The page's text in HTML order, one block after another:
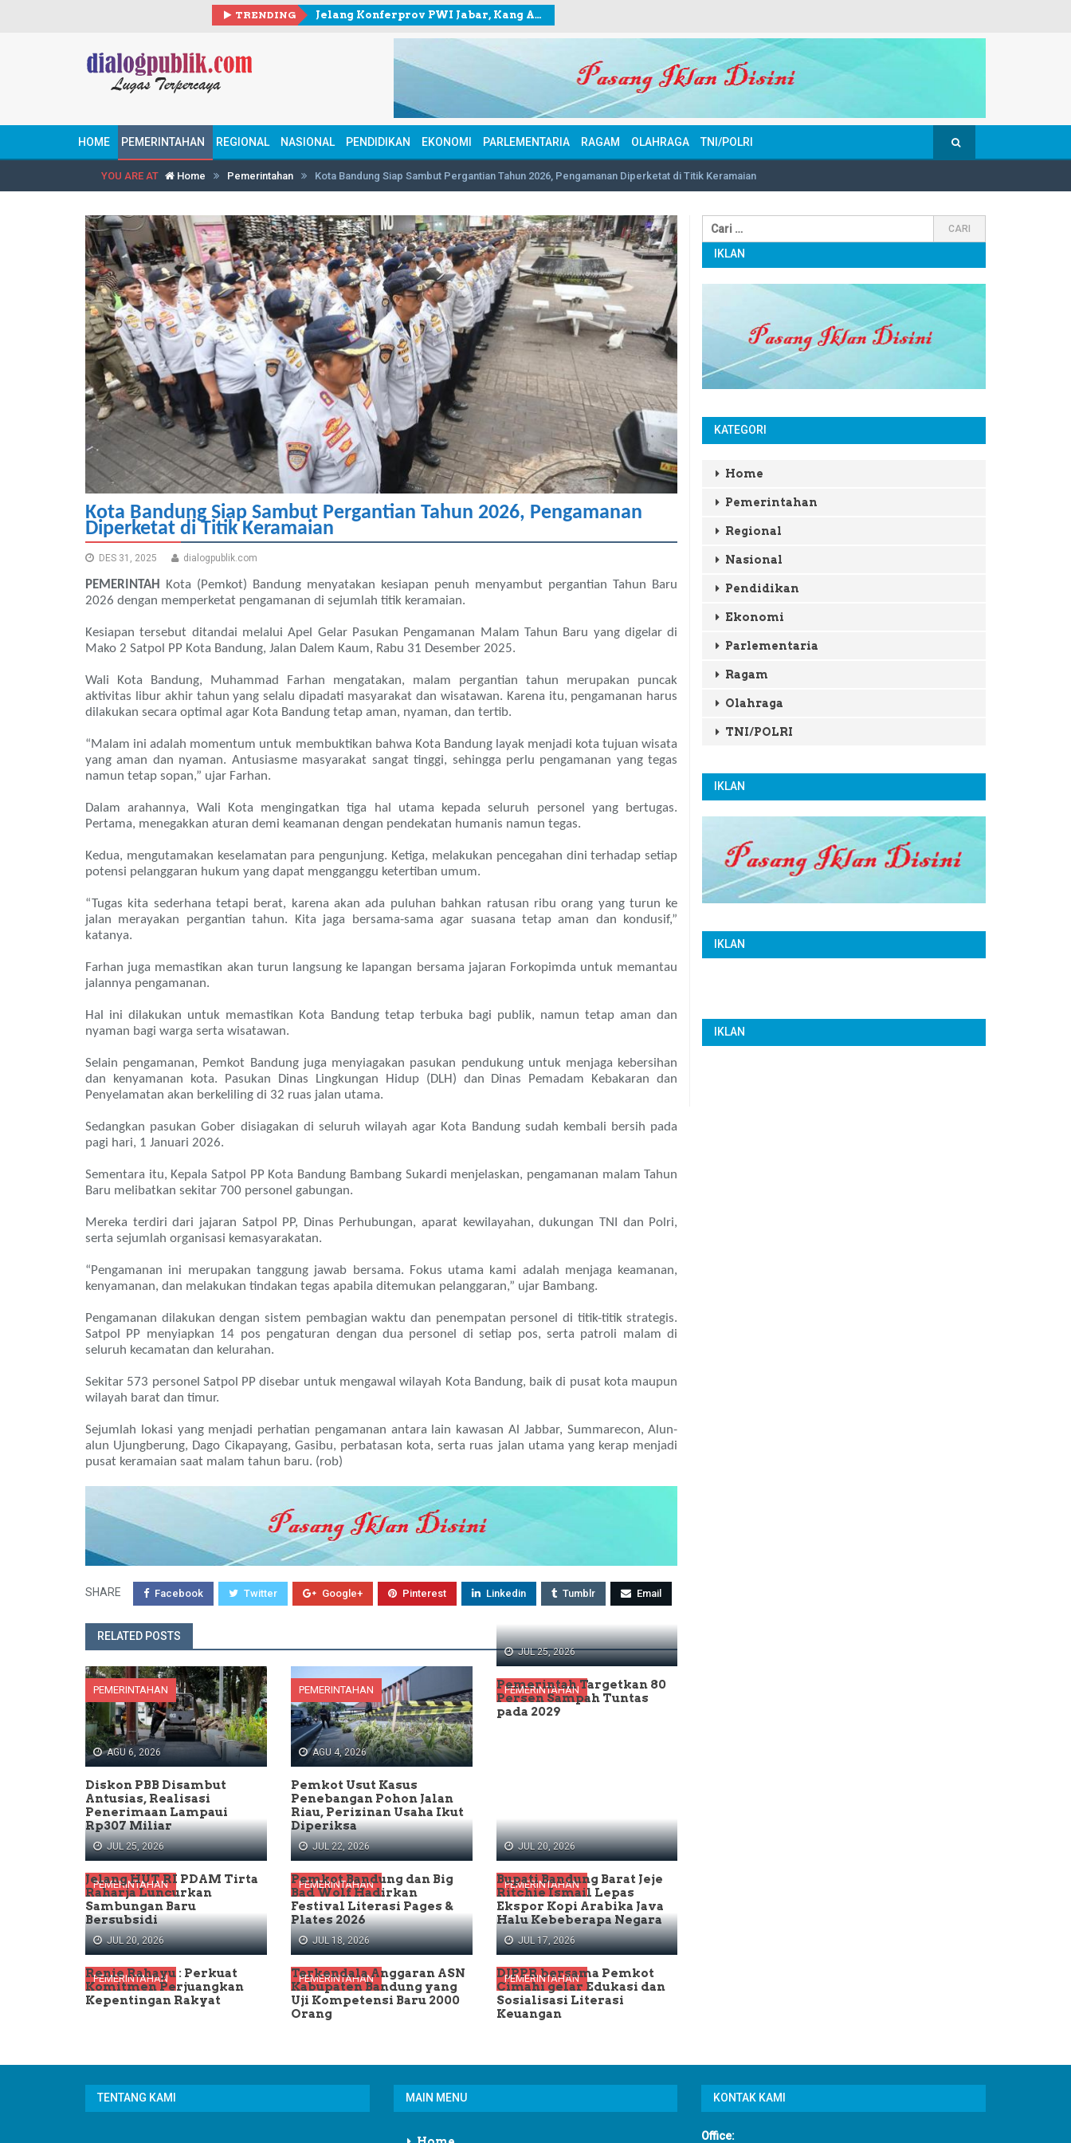
TRENDING Jelang Konferprov PWI Jabar, Kang Andy berkunjung ke Sekretariat PWI Kota Bogor
HOME PEMERINTAHAN REGIONAL NASIONAL PENDIDIKAN EKONOMI PARLEMENTARIA RAGAM OLAHRAGA TNI/POLRI
YOU ARE AT Home Pemerintahan Kota Bandung Siap Sambut Pergantian Tahun 2026, Pengamanan Diperketat di Titik Keramaian
Kota Bandung Siap Sambut Pergantian Tahun 2026, Pengamanan
Diperketat di Titik Keramaian
DES 31, 2025 dialogpublik.com
PEMERINTAH
Kota (Pemkot) Bandung menyatakan kesiapan penuh menyambut pergantian Tahun Baru
2026 dengan memperketat pengamanan di sejumlah titik keramaian.
Kesiapan tersebut ditandai melalui Apel Gelar Pasukan Pengamanan Malam Tahun Baru yang digelar di
Mako 2 Satpol PP Kota Bandung, Jalan Dalem Kaum, Rabu 31 Desember 2025.
Wali Kota Bandung, Muhammad Farhan mengatakan, malam pergantian tahun merupakan puncak
aktivitas libur akhir tahun yang selalu dipadati masyarakat dan wisatawan. Karena itu, pengamanan harus
dilakukan secara optimal agar Kota Bandung tetap aman, nyaman, dan tertib.
“Malam ini adalah momentum untuk membuktikan bahwa Kota Bandung layak menjadi kota tujuan wisata
yang aman dan nyaman. Antusiasme masyarakat sangat tinggi, sehingga perlu pengamanan yang tegas
namun tetap sopan,” ujar Farhan.
Dalam arahannya, Wali Kota mengingatkan tiga hal utama kepada seluruh personel yang bertugas.
Pertama, menegakkan aturan demi keamanan dengan pendekatan humanis namun tegas.
Kedua, mengutamakan keselamatan para pengunjung. Ketiga, melakukan pencegahan dini terhadap setiap
potensi pelanggaran hukum yang dapat mengganggu ketertiban umum.
“Tugas kita sederhana tetapi berat, karena akan ada puluhan bahkan ratusan ribu orang yang turun ke
jalan merayakan pergantian tahun. Kita jaga bersama-sama agar suasana tetap aman dan kondusif,”
katanya.
Farhan juga memastikan akan turun langsung ke lapangan bersama jajaran Forkopimda untuk memantau
jalannya pengamanan.
Hal ini dilakukan untuk memastikan Kota Bandung tetap terbuka bagi publik, namun tetap aman dan
nyaman bagi warga serta wisatawan.
Selain pengamanan, Pemkot Bandung juga menyiagakan pasukan pendukung untuk menjaga kebersihan
dan kenyamanan kota. Pasukan Dinas Lingkungan Hidup (DLH) dan Dinas Pemadam Kebakaran dan
Penyelamatan akan berkeliling di 32 ruas jalan utama.
Sedangkan pasukan Gober disiagakan di seluruh wilayah agar Kota Bandung sudah kembali bersih pada
pagi hari, 1 Januari 2026.
Sementara itu, Kepala Satpol PP Kota Bandung Bambang Sukardi menjelaskan, pengamanan malam Tahun
Baru melibatkan sekitar 700 personel gabungan.
Mereka terdiri dari jajaran Satpol PP, Dinas Perhubungan, aparat kewilayahan, dukungan TNI dan Polri,
serta sejumlah organisasi kemasyarakatan.
“Pengamanan ini merupakan tanggung jawab bersama. Fokus utama kami adalah menjaga keamanan,
kenyamanan, dan melakukan tindakan tegas apabila ditemukan pelanggaran,” ujar Bambang.
Pengamanan dilakukan dengan sistem pembagian waktu dan penempatan personel di titik-titik strategis.
Satpol PP menyiapkan 14 pos pengaturan dengan dua personel di setiap pos, serta patroli malam di
seluruh kecamatan dan kelurahan.
Sekitar 573 personel Satpol PP disebar untuk mengawal wilayah Kota Bandung, baik di pusat kota maupun
wilayah barat dan timur.
Sejumlah lokasi yang menjadi perhatian pengamanan antara lain kawasan Al Jabbar, Summarecon, Alun-
alun Ujungberung, Dago Cikapayang, Gasibu, perbatasan kota, serta ruas jalan utama yang kerap menjadi
pusat keramaian saat malam tahun baru. (rob)
SHARE Facebook Twitter Google+ Pinterest Linkedin Tumblr Email
RELATED POSTS
PEMERINTAHAN
AGU 6, 2026
Diskon PBB Disambut
Antusias, Realisasi
Penerimaan Lampaui
Rp307 Miliar
PEMERINTAHAN
AGU 4, 2026
Pemkot Usut Kasus
Penebangan Pohon Jalan
Riau, Perizinan Usaha Ikut
Diperiksa
PEMERINTAHAN
JUL 25, 2026
Pemerintah Targetkan 80
Persen Sampah Tuntas
pada 2029
PEMERINTAHAN
JUL 25, 2026
Jelang HUT RI PDAM Tirta
Raharja Luncurkan
Sambungan Baru
Bersubsidi
PEMERINTAHAN
JUL 22, 2026
Pemkot Bandung dan Big
Bad Wolf Hadirkan
Festival Literasi Pages &
Plates 2026
PEMERINTAHAN
JUL 20, 2026
Bupati Bandung Barat Jeje
Ritchie Ismail Lepas
Ekspor Kopi Arabika Java
Halu Kebeberapa Negara
PEMERINTAHAN
JUL 20, 2026
Renie Rahayu : Perkuat
Komitmen Perjuangkan
Kepentingan Rakyat
PEMERINTAHAN
JUL 18, 2026
Terkendala Anggaran ASN
Kabupaten Bandung yang
Uji Kompetensi Baru 2000
Orang
PEMERINTAHAN
JUL 17, 2026
DJPPR bersama Pemkot
Cimahi gelar Edukasi dan
Sosialisasi Literasi
Keuangan
IKLAN
KATEGORI
Home
Pemerintahan
Regional
Nasional
Pendidikan
Ekonomi
Parlementaria
Ragam
Olahraga
TNI/POLRI
IKLAN
IKLAN
IKLAN
TENTANG KAMI MAIN MENU KONTAK KAMI
Office: